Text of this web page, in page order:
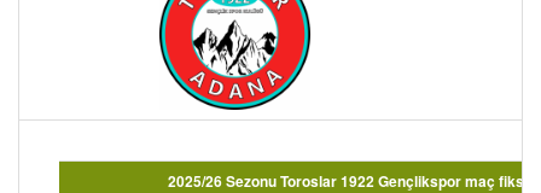
2025/26 Sezonu Toroslar 1922 Gençlikspor maç